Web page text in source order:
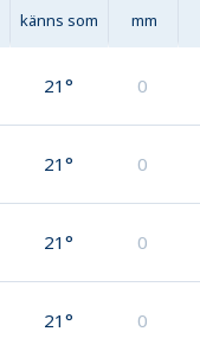
känns som mm
21° 0
21° 0
21° 0
21° 0